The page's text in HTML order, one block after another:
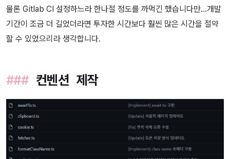
물론 Gitlab CI 설정하느라 한나절 정도를 까먹긴 했습니다만…개발
기간이 조금 더 길었더라면 투자한 시간보다 훨씬 많은 시간을 절약
할 수 있었으리라 생각합니다.
컨벤션 제작